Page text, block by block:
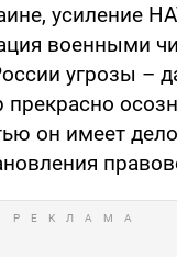
усиление
военными
угрозы –
прекрасно
он имеет